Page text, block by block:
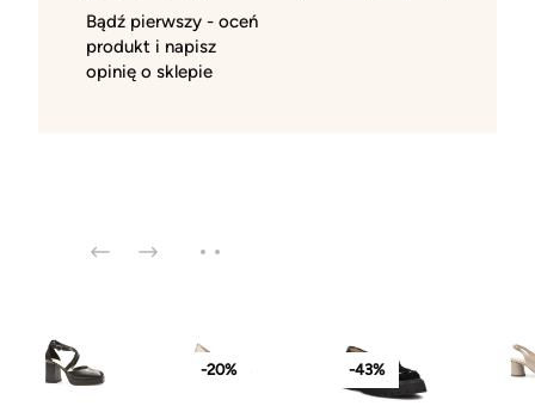
Bądź pierwszy - oceń
produkt i napisz
opinię o sklepie
-20% -43%